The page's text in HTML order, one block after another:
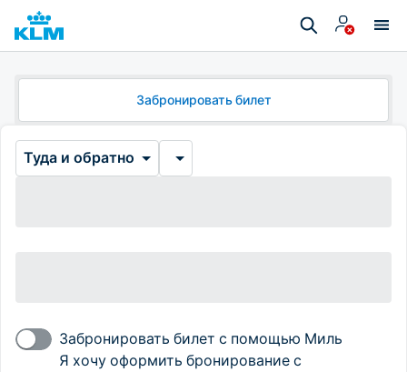
Забронировать билет
Туда и обратно
Забронировать билет с помощью Миль
Я хочу оформить бронирование с